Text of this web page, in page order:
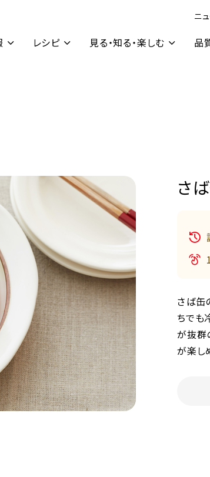
ニ
レシピ 見る・知る・楽しむ 品
さ
さば缶
ちでも
が抜群
が楽し